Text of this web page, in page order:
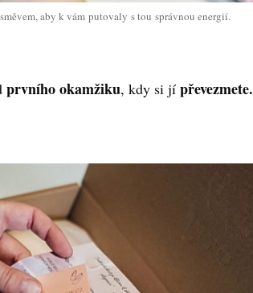
aby k vám putovaly s tou správnou energií.
prvního okamžiku, kdy si jí převezmete.